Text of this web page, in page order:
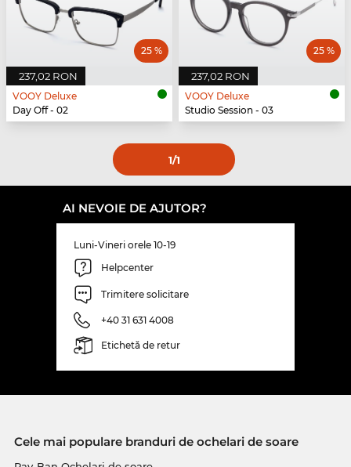
237,02 RON
25 %
VOOY Deluxe
Day Off - 02
237,02 RON
25 %
VOOY Deluxe
Studio Session - 03
1/1
AI NEVOIE DE AJUTOR?
Luni-Vineri orele 10-19
Helpcenter
Trimitere solicitare
+40 31 631 4008
Etichetă de retur
Cele mai populare branduri de ochelari de soare